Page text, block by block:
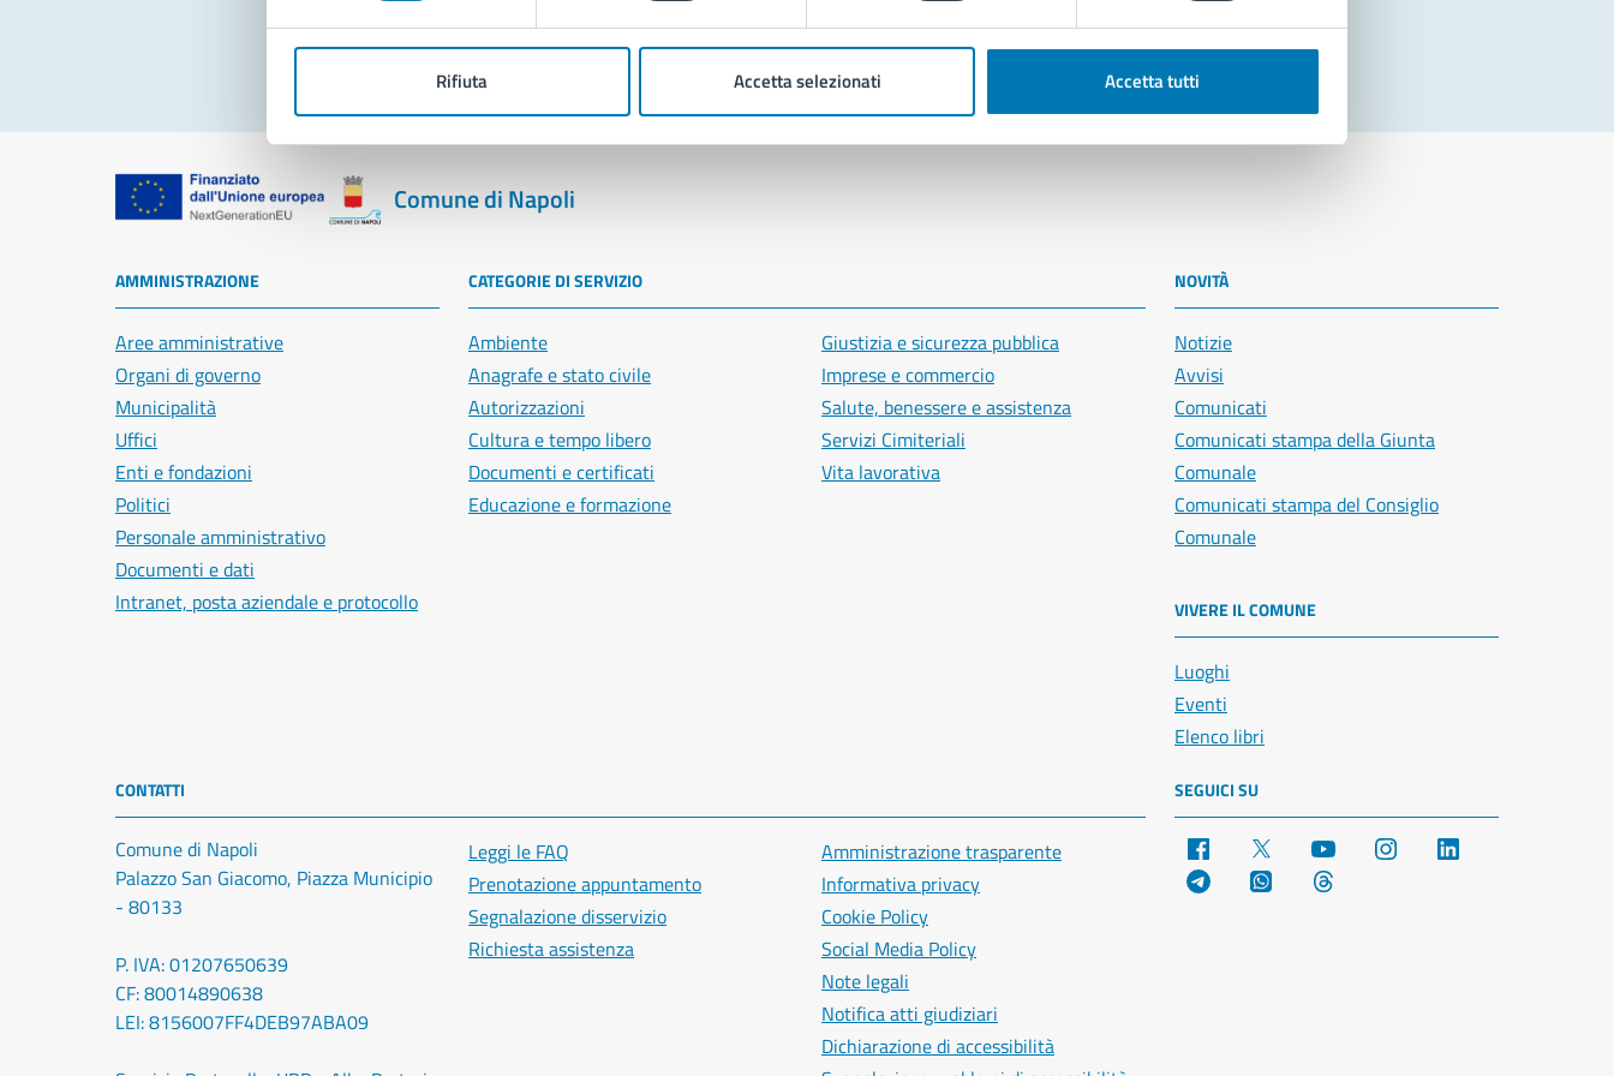
Rifiuta Accetta selezionati Accetta tutti
Segnala disservizio
Comune di Napoli
AMMINISTRAZIONE
Aree amministrative
Organi di governo
Municipalità
Uffici
Enti e fondazioni
Politici
Personale amministrativo
Documenti e dati
Intranet, posta aziendale e protocollo
CATEGORIE DI SERVIZIO
Ambiente
Anagrafe e stato civile
Autorizzazioni
Cultura e tempo libero
Documenti e certificati
Educazione e formazione
Giustizia e sicurezza pubblica
Imprese e commercio
Salute, benessere e assistenza
Servizi Cimiteriali
Vita lavorativa
NOVITÀ
Notizie
Avvisi
Comunicati
Comunicati stampa della Giunta
Comunale
Comunicati stampa del Consiglio
Comunale
VIVERE IL COMUNE
Luoghi
Eventi
Elenco libri
CONTATTI
Comune di Napoli
Palazzo San Giacomo, Piazza Municipio
- 80133
P. IVA: 01207650639
CF: 80014890638
LEI: 8156007FF4DEB97ABA09
Leggi le FAQ
Prenotazione appuntamento
Segnalazione disservizio
Richiesta assistenza
Amministrazione trasparente
Informativa privacy
Cookie Policy
Social Media Policy
Note legali
Notifica atti giudiziari
Dichiarazione di accessibilità
SEGUICI SU
Facebook YouTube Instagram
Telegram WhatsApp